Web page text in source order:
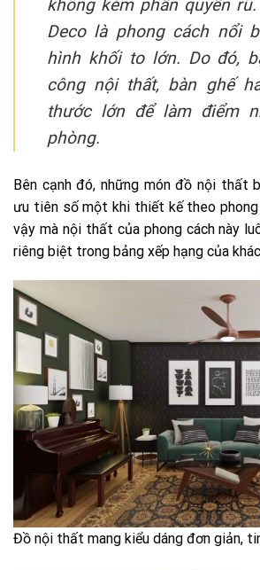
không kém phần quyến
Deco là phong cách nổi
hình khối to lớn. Do đó,
công nội thất, bàn ghế
thước lớn để làm điểm
phòng.
Bên cạnh đó, những món đồ nội thất
ưu tiên số một khi thiết kế theo phong
vậy mà nội thất của phong cách này
riêng biệt trong bảng xếp hạng của
Đồ nội thất mang kiểu dáng đơn giản,